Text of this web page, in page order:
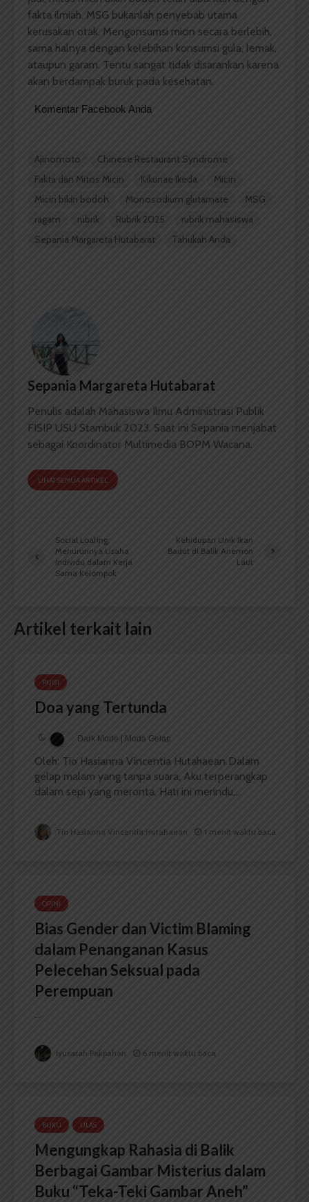
fakta ilmiah. MSG bukanlah penyebab utama
kerusakan otak. Mengonsumsi micin secara berlebih,
sama halnya dengan kelebihan konsumsi gula, lemak,
ataupun garam. Tentu sangat tidak disarankan karena
akan berdampak buruk pada kesehatan.
Komentar Facebook Anda
Ajinomoto
Chinese Restaurant Syndrome
Fakta dan Mitos Micin
Kikunae Ikeda
Micin
Micin bikin bodoh
Monosodium glutamate
MSG
ragam
rubrik Rubrik 2025
rubrik mahasiswa
Sepania Margareta Hutabarat
Tahukah Anda
Sepania Margareta Hutabarat
Penulis adalah Mahasiswa Ilmu Administrasi Publik
FISIP USU Stambuk 2023. Saat ini Sepania menjabat
sebagai Koordinator Multimedia BOPM Wacana.
LIHAT SEMUA ARTIKEL
Social Loafing:
Menurunnya Usaha
Individu dalam Kerja
Sama Kelompok
Kehidupan Unik Ikan
Badut di Balik Anemon
Laut
Artikel terkait lain
PUISI
Doa yang Tertunda
Dark Mode | Moda Gelap
Oleh: Tio Hasianna Vincentia Hutahaean Dalam
gelap malam yang tanpa suara, Aku terperangkap
dalam sepi yang meronta, Hati ini merindu,...
Tio Hasianna Vincentia Hutahaean 1 menit waktu baca
OPINI
Bias Gender dan Victim Blaming
dalam Penanganan Kasus
Pelecehan Seksual pada
Perempuan
...
Iyusarah Pakpahan 6 menit waktu baca
BUKU ULAS
Mengungkap Rahasia di Balik
Berbagai Gambar Misterius dalam
Buku “Teka-Teki Gambar Aneh”